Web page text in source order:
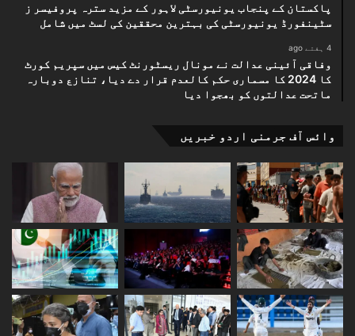
پاکستان کے پنجاب یونیورسٹی لاہور کے مزید سترہ پروفیسر ز
سٹینفورڈ یونیورسٹی کی بہترین محققین کی لسٹ میں شامل
4 ہفتے ago
وفاقی آئینی عدالت نے مونال ریسٹورنٹ کیس میں سپریم کورٹ
کا 2024 کا مسماری حکم کالعدم قرار دے دیا، تنازع دوبارہ
ماتحت عدالتوں کو بھجوا دیا
وائس آف جرمنی اردو خبریں